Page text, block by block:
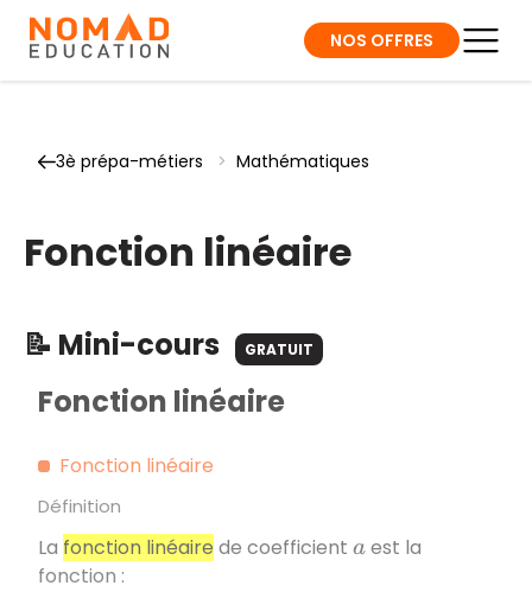
NOS OFFRES
3è prépa-métiers > Mathématiques
Fonction linéaire
📝 Mini-cours GRATUIT
Fonction linéaire
Fonction linéaire
Définition
La fonction linéaire de coefficient aest la
fonction :